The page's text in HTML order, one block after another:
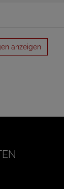
anzeigen